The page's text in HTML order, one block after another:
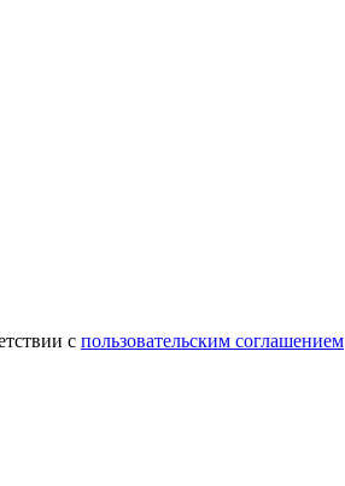
с пользовательским соглашением